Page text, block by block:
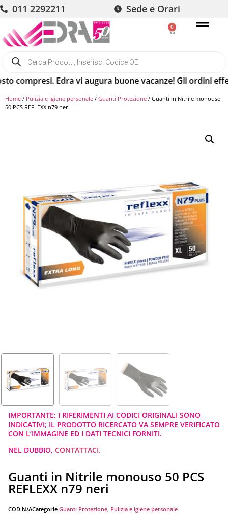
011 2292211 Sede e Orari
0
compresi. Edra vi augura buone vacanze! Gli ordini
Home / Pulizia e igiene personale / Guanti Protezione / Guanti in Nitrile monouso
50 PCS REFLEXX n79 neri
IMPORTANTE: I RIFERIMENTI AI CODICI ORIGINALI SONO
INDICATIVI; IL PRODOTTO RICERCATO VA SEMPRE VERIFICATO
CON L’IMMAGINE ED I DATI TECNICI FORNITI.
NEL DUBBIO, CONTATTACI.
Guanti in Nitrile monouso 50 PCS
REFLEXX n79 neri
COD N/ACategorie Guanti Protezione Pulizia e igiene personale